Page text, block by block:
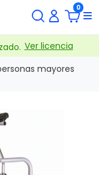
0
Ver licencia
mayores